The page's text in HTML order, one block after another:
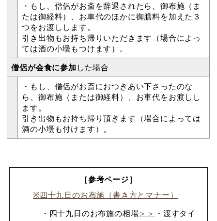
・もし、僧侶がお斎を辞退されたら、御布施（ま
たは御経料）、お車代のほかに御膳料を加えた３
つをお渡しします。
引き出物もお持ち帰りいただきます（場合によっ
ては酒の小壜もつけます）。
僧侶が会食に参加 した場合
・もし、僧侶がお斎におつきあい下さったのな
ら、御布施（または御経料）、お車代をお渡しし
ます。
引き出物もお持ち帰り頂きます（場合によっては
酒の小壜も付けます）。
［参考ページ］
※四十九日のお布施（書き方とマナー）
・四十九日のお布施の相場＞＞ ・渡すタイ